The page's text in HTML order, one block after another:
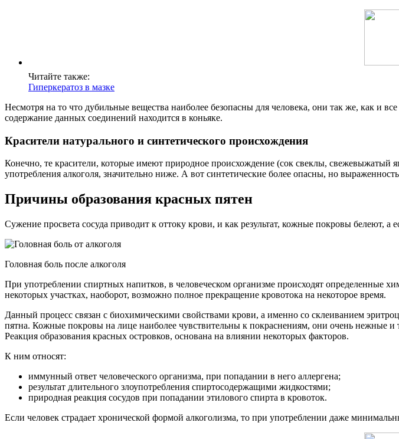
Читайте также:
Гиперкератоз в мазке
Несмотря на то что дубильные вещества наиболее безопасны для человека, они так же, как и
содержание данных соединений находится в коньяке.
Красители натурального и синтетического происхождения
Конечно, те красители, которые имеют природное происхождение (сок свеклы, свежевыжатый
употребления алкоголя, значительно ниже. А вот синтетические более опасны, но
Причины образования красных пятен
Сужение просвета сосуда приводит к оттоку крови, и как результат, кожные покровы белеют,
Головная боль после алкоголя
При употреблении спиртных напитков, в человеческом организме происходят определенные
некоторых участках, наоборот, возможно полное прекращение кровотока на некоторое время.
Данный процесс связан с биохимическими свойствами крови, а именно со склеиванием
пятна. Кожные покровы на лице наиболее чувствительны к покраснениям, они очень нежные
Реакция образования красных островков, основана на влиянии некоторых факторов.
К ним относят:
иммунный ответ человеческого организма, при попадании в него аллергена;
результат длительного злоупотребления спиртосодержащими жидкостями;
природная реакция сосудов при попадании этилового спирта в кровоток.
Если человек страдает хронической формой алкоголизма, то при употреблении даже